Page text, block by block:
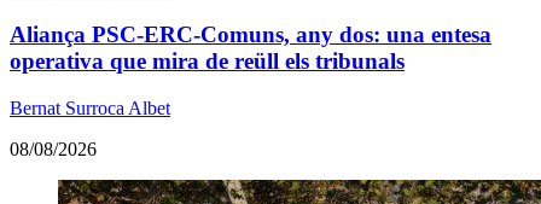
Aliança PSC-ERC-Comuns, any dos: una entesa
operativa que mira de reüll els tribunals
Bernat Surroca Albet
08/08/2026